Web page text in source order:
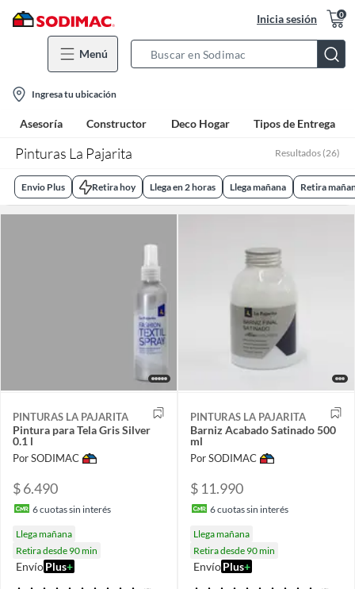
Inicia sesión 0
Menú
Bar
location-
icon
Ingresa tu ubicación
Asesoría Constructor Deco Hogar Tipos de Entrega
Pinturas La Pajarita Resultados (26)
Envio Plus Retira hoy Llega en 2 horas Llega mañana Retira
PINTURAS LA PAJARITA
Pintura para Tela Gris Silver
0.1 l
Por SODIMAC
$ 6.490
6cuotas sin interés
Llega mañana
Retira desde 90 min
EnvíoPlus+
PINTURAS LA PAJARITA
Barniz Acabado Satinado 500
ml
Por SODIMAC
$ 11.990
6cuotas sin interés
Llega mañana
Retira desde 90 min
EnvíoPlus+